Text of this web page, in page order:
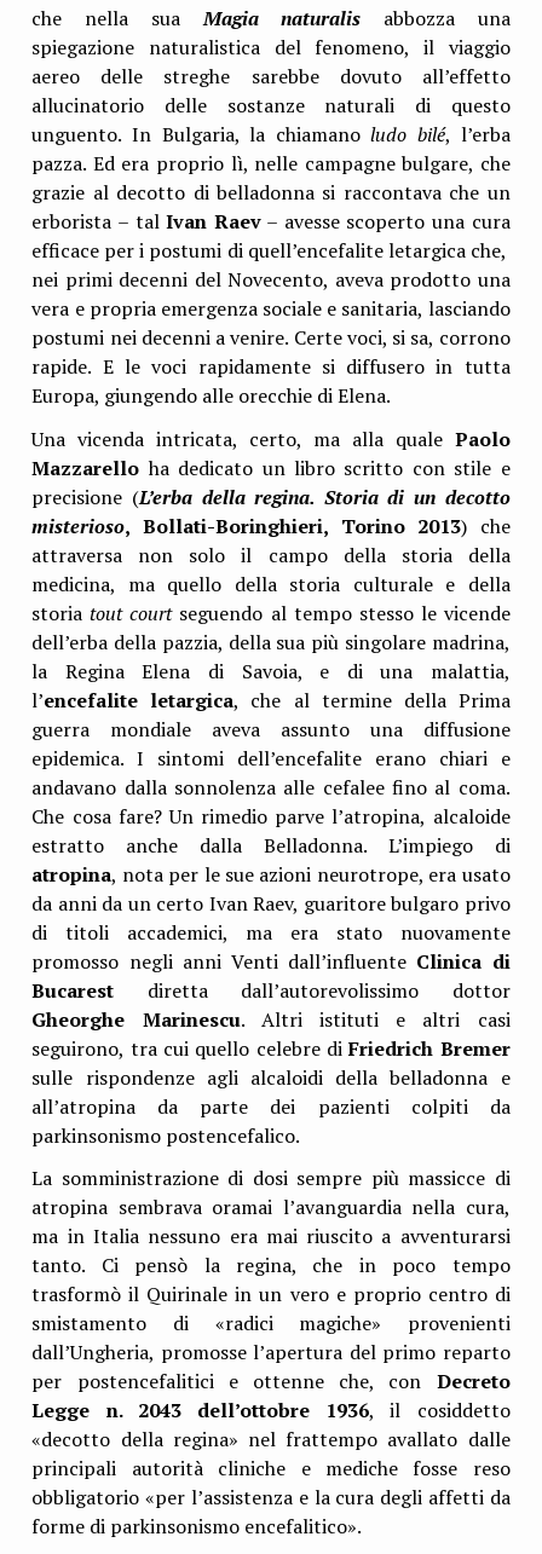
che nella suaMagia naturalis
abbozza una
spiegazione naturalistica del fenomeno, il viaggio
aereo delle streghe sarebbe dovuto all’effetto
allucinatorio delle sostanze naturali di questo
unguento. In Bulgaria, la chiamanoludo bilé, l’erba
pazza. Ed era proprio lì, nelle campagne bulgare, che
grazie al decotto di belladonna si raccontava che un
erborista – talIvan Raev– avesse scoperto una cura
efficace per i postumi di quell’encefalite letargica che,
nei primi decenni del Novecento, aveva prodotto una
vera e propria emergenza sociale e sanitaria, lasciando
postumi nei decenni a venire. Certe voci, si sa, corrono
rapide. E le voci rapidamente si diffusero in tutta
Europa, giungendo alle orecchie di Elena.
Una vicenda intricata, certo, ma alla quale Paolo
Mazzarello ha dedicato un libro scritto con stile e
precisione (L’erba della regina. Storia di un decotto
misterioso, Bollati-Boringhieri, Torino 2013) che
attraversa non solo il campo della storia della
medicina, ma quello della storia culturale e della
storiatout court seguendo al tempo stesso le vicende
dell’erba della pazzia, della sua più singolare madrina,
la Regina Elena di Savoia, e di una malattia,
l’encefalite letargica, che al termine della Prima
guerra mondiale aveva assunto una diffusione
epidemica. I sintomi dell’encefalite erano chiari e
andavano dalla sonnolenza alle cefalee fino al coma.
Che cosa fare? Un rimedio parve l’atropina, alcaloide
estratto anche dalla Belladonna. L’impiego di
atropina, nota per le sue azioni neurotrope, era usato
da anni da un certo Ivan Raev, guaritore bulgaro privo
di titoli accademici, ma era stato nuovamente
promosso negli anni Venti dall’influente Clinica di
Bucarest diretta dall’autorevolissimo dottor
Gheorghe Marinescu. Altri istituti e altri casi
seguirono, tra cui quello celebre diFriedrich Bremer
sulle rispondenze agli alcaloidi della belladonna e
all’atropina da parte dei pazienti colpiti da
parkinsonismo postencefalico.
La somministrazione di dosi sempre più massicce di
atropina sembrava oramai l’avanguardia nella cura,
ma in Italia nessuno era mai riuscito a avventurarsi
tanto. Ci pensò la regina, che in poco tempo
trasformò il Quirinale in un vero e proprio centro di
smistamento di «radici magiche» provenienti
dall’Ungheria, promosse l’apertura del primo reparto
per postencefalitici e ottenne che, con Decreto
Legge n. 2043 dell’ottobre 1936, il cosiddetto
«decotto della regina» nel frattempo avallato dalle
principali autorità cliniche e mediche fosse reso
obbligatorio «per l’assistenza e la cura degli affetti da
forme di parkinsonismo encefalitico».